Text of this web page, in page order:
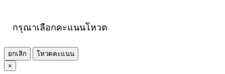
กรุณาเลือกคะแนนโหวต
ยกเลิก
โหวตคะแนน
×